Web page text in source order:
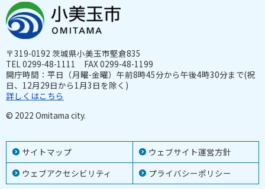
サイトマップ
ウェブサイト運営方針
ウェブアクセシビリティ
プライバシーポリシー
〒319-0192 茨城県小美玉市堅倉835
TEL 0299-48-1111 FAX 0299-48-1199
開庁時間：平日（月曜-金曜）午前8時45分から午後4時30分まで(祝
日、12月29日から1月3日を除く)
詳しくはこちら
© 2022 Omitama city.